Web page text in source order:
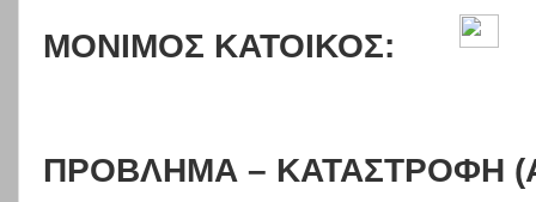
ΜΟΝΙΜΟΣ ΚΑΤΟΙΚΟΣ:
ΠΡΟΒΛΗΜΑ – ΚΑΤΑΣΤΡΟΦΗ